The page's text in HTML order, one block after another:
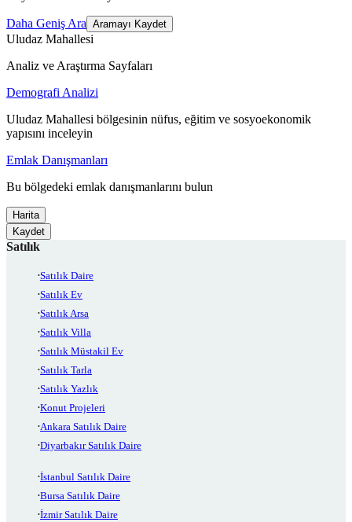
Daha Geniş Ara Aramayı Kaydet
Uludaz Mahallesi
Analiz ve Araştırma Sayfaları
Demografi Analizi
Uludaz Mahallesi bölgesinin nüfus, eğitim ve sosyoekonomik
yapısını inceleyin
Emlak Danışmanları
Bu bölgedeki emlak danışmanlarını bulun
Harita
Kaydet
Satılık
Satılık Daire
Satılık Ev
Satılık Arsa
Satılık Villa
Satılık Müstakil Ev
Satılık Tarla
Satılık Yazlık
Konut Projeleri
Ankara Satılık Daire
Diyarbakır Satılık Daire
İstanbul Satılık Daire
Bursa Satılık Daire
İzmir Satılık Daire